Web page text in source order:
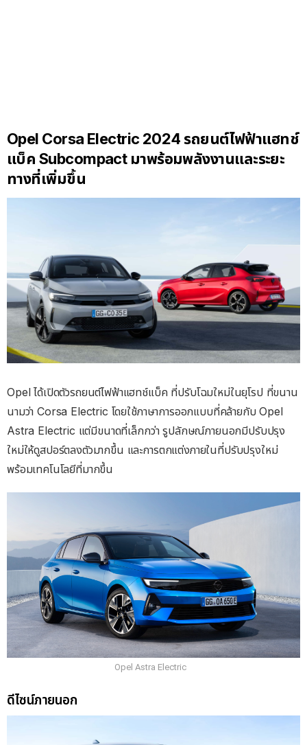
Opel Corsa Electric 2024 รถยนต์ไฟฟ้าแฮทช์
แบ็ค Subcompact มาพร้อมพลังงานและระยะ
ทางที่เพิ่มขึ้น
Opel ได้เปิดตัวรถยนต์ไฟฟ้าแฮทช์แบ็ค ที่ปรับโฉมใหม่ในยุโรป ที่ขนาน
นามว่า Corsa Electric โดยใช้ภาษาการออกแบบที่คล้ายกับ Opel
Astra Electric แต่มีขนาดที่เล็กกว่า รูปลักษณ์ภายนอกมีปรับปรุง
ใหม่ให้ดูสปอร์ตลงตัวมากขึ้น และการตกแต่งภายในที่ปรับปรุงใหม่
พร้อมเทคโนโลยีที่มากขึ้น
Opel Astra Electric
ดีไซน์ภายนอก